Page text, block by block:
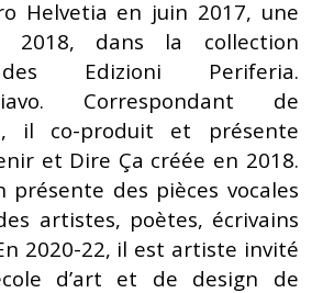
Helvetia en juin 2017, une
2018, dans la collection
Edizioni Periferia.
Correspondant de
il co-produit et présente
et Dire Ça créée en 2018.
présente des pièces vocales
artistes, poètes, écrivains
2020-22, il est artiste invité
d’art et de design de